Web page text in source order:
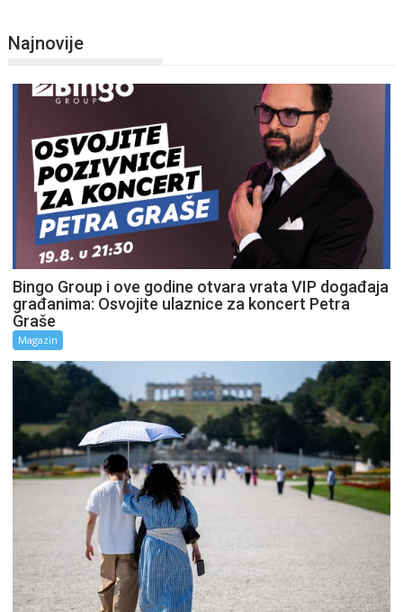
Najnovije
Bingo Group i ove godine otvara vrata VIP događaja
građanima: Osvojite ulaznice za koncert Petra
Graše
Magazin